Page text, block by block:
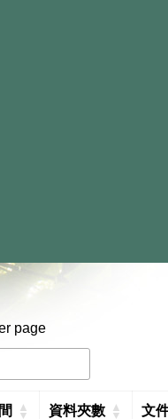
小生活課程
page
資料夾數 文